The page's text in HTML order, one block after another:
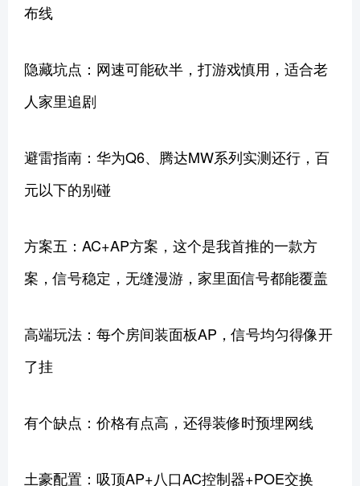
布线
隐藏坑点：网速可能砍半，打游戏慎用，适合老
人家里追剧
避雷指南：华为Q6、腾达MW系列实测还行，百
元以下的别碰
方案五：AC+AP方案，这个是我首推的一款方
案，信号稳定，无缝漫游，家里面信号都能覆盖
高端玩法：每个房间装面板AP，信号均匀得像开
了挂
有个缺点：价格有点高，还得装修时预埋网线
土豪配置：吸顶AP+八口AC控制器+POE交换